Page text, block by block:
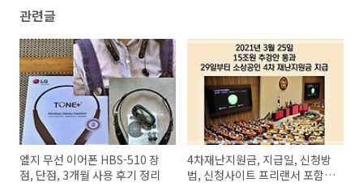
관련글
엘지 무선 이어폰 HBS-510 장
점, 단점, 3개월 사용 후기 정리
4차재난지원금, 지급일, 신청방
법, 신청사이트 프리랜서 포함,